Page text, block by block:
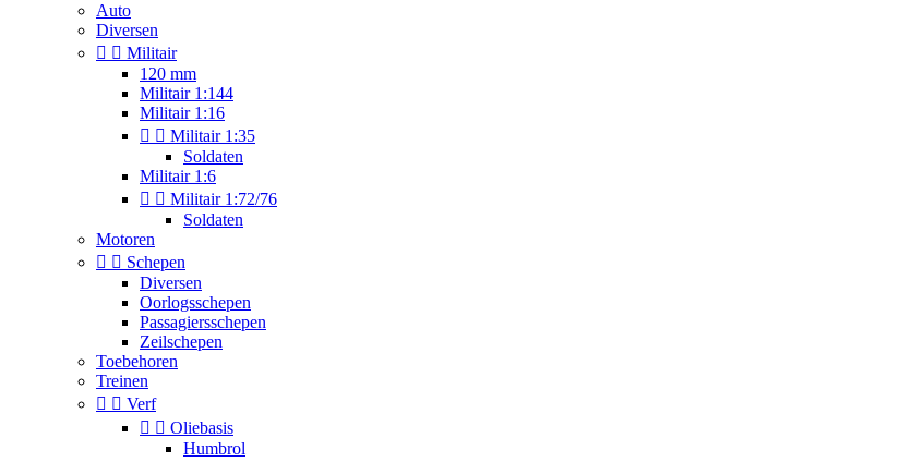
Auto
Diversen
  Militair
120 mm
Militair 1:144
Militair 1:16
  Militair 1:35
Soldaten
Militair 1:6
  Militair 1:72/76
Soldaten
Motoren
  Schepen
Diversen
Oorlogsschepen
Passagiersschepen
Zeilschepen
Toebehoren
Treinen
  Verf
  Oliebasis
Humbrol